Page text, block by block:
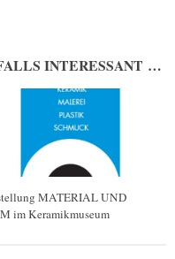
INTERESSANT …
MATERIAL UND
im Keramikmuseum